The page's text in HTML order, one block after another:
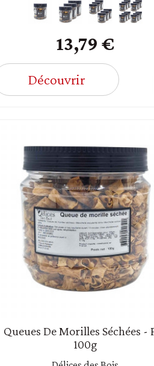
13,79 €
Découvrir
Queues De Morilles Séchées -
100g